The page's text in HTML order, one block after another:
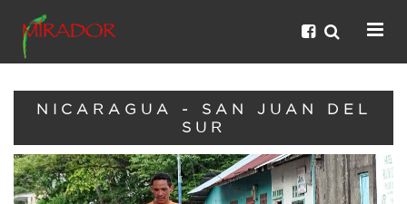
NICARAGUA - SAN JUAN DEL
SUR